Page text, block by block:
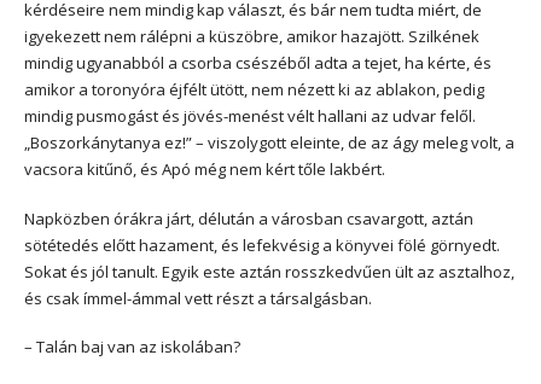
kérdéseire nem mindig kap választ, és bár nem tudta miért, de
igyekezett nem rálépni a küszöbre, amikor hazajött. Szilkének
mindig ugyanabból a csorba csészéből adta a tejet, ha kérte, és
amikor a toronyóra éjfélt ütött, nem nézett ki az ablakon, pedig
mindig pusmogást és jövés-menést vélt hallani az udvar felől.
„Boszorkánytanya ez!” – viszolygott eleinte, de az ágy meleg volt, a
vacsora kitűnő, és Apó még nem kért tőle lakbért.
Napközben órákra járt, délután a városban csavargott, aztán
sötétedés előtt hazament, és lefekvésig a könyvei fölé görnyedt.
Sokat és jól tanult. Egyik este aztán rosszkedvűen ült az asztalhoz,
és csak ímmel-ámmal vett részt a társalgásban.
– Talán baj van az iskolában?